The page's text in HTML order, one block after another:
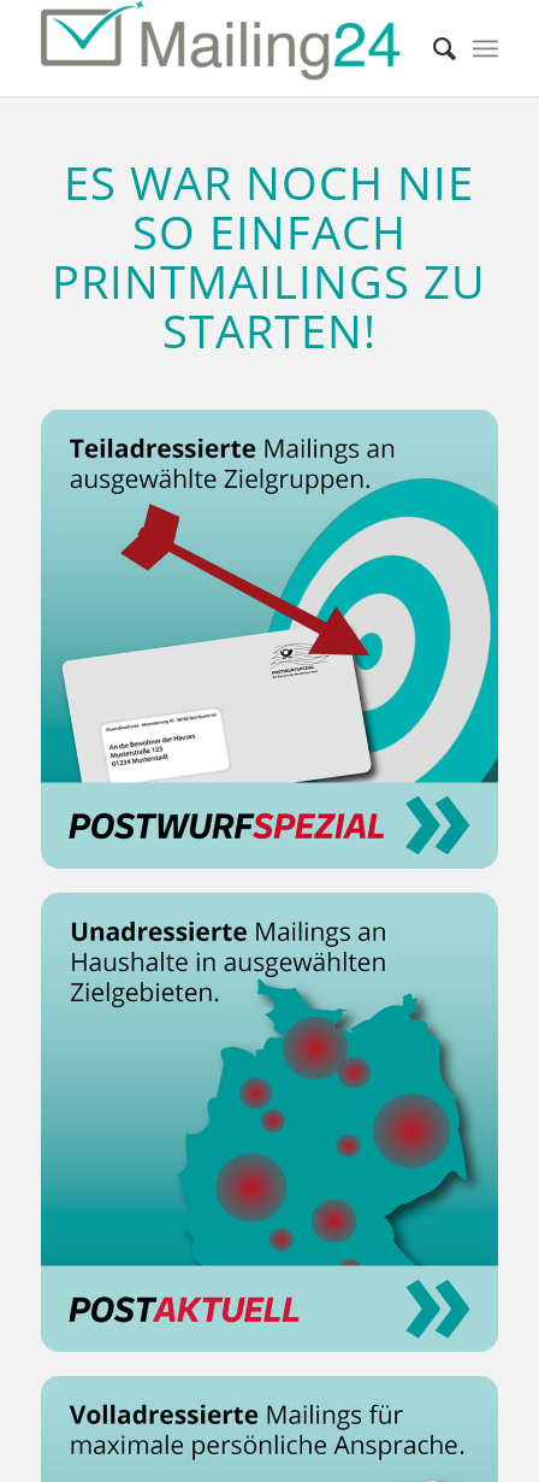
ES WAR NOCH NIE
SO EINFACH
PRINTMAILINGS ZU
STARTEN!